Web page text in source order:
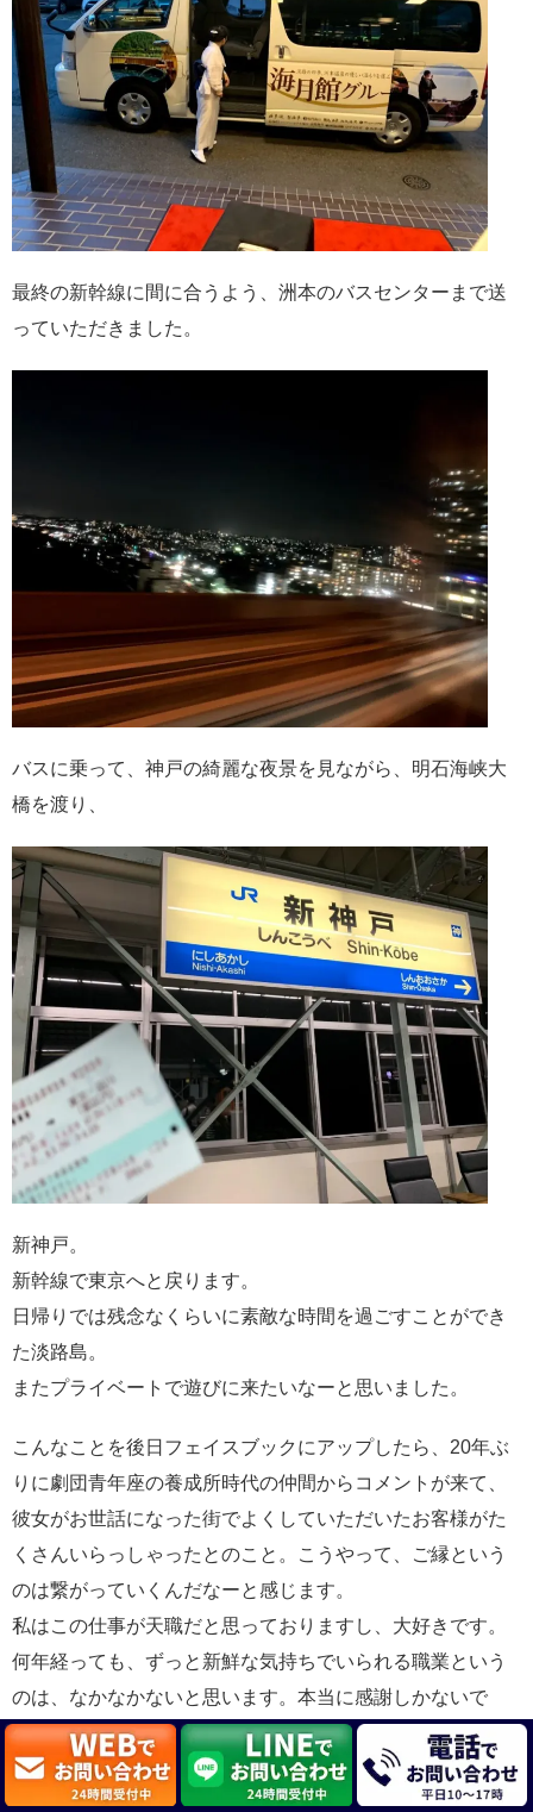
最終の新幹線に間に合うよう、洲本のバスセンターまで送
っていただきました。
バスに乗って、神戸の綺麗な夜景を見ながら、明石海峡大
橋を渡り、
新神戸。
新幹線で東京へと戻ります。
日帰りでは残念なくらいに素敵な時間を過ごすことができ
た淡路島。
またプライベートで遊びに来たいなーと思いました。
こんなことを後日フェイスブックにアップしたら、20年ぶ
りに劇団青年座の養成所時代の仲間からコメントが来て、
彼女がお世話になった街でよくしていただいたお客様がた
くさんいらっしゃったとのこと。こうやって、ご縁という
のは繋がっていくんだなーと感じます。
私はこの仕事が天職だと思っておりますし、大好きです。
何年経っても、ずっと新鮮な気持ちでいられる職業という
のは、なかなかないと思います。本当に感謝しかないで
す。そして、1日でも長く続けられるよう、願わくは死ぬそ
の瞬間まで舞台に立っていられるよう、精進いたします。